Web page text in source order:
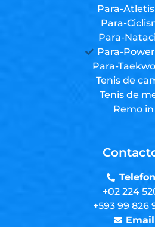
Para-
Para-
Para-
Para-
Para-
Tenis de
Tenis de
Remo in
+02 224
+593 99 826
Email